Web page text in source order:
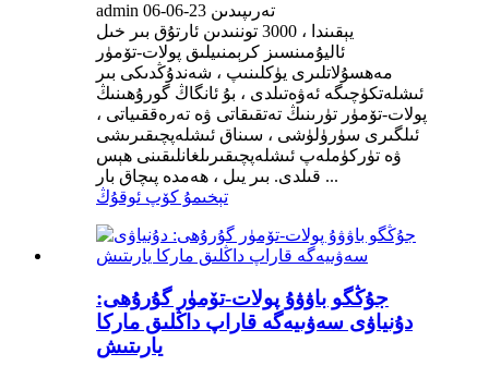
admin تەرىپىدىن 23-06-06
يېقىندا ، 3000 توننىدىن ئارتۇق بىر خىل
ئاليۇمىنسىز كرېمنىيلىق پولات-تۆمۈر
مەھسۇلاتلىرى يۈكلىنىپ ، شەندۇڭدىكى بىر
ئىشلەتكۈچىگە ئەۋەتىلدى ، بۇ ئانگاڭ گورۇھىنىڭ
پولات-تۆمۈر تۈرىنىڭ تەتقىقاتى ۋە تەرەققىياتى ،
ئىلگىرى سۈرۈلۈشى ، سىناق ئىشلەپچىقىرىشى
ۋە تۈركۈملەپ ئىشلەپچىقىرىلغانلىقىنى ھېس
قىلدى. بىر يىل ، ھەمدە پىچاق بار ...
تېخىمۇ كۆپ ئوقۇڭ
جۇڭگو باۋۋۇ پولات-تۆمۈر گۇرۇھى:
دۇنياۋى سەۋىيەگە قاراپ داڭلىق ماركا
يارىتىش